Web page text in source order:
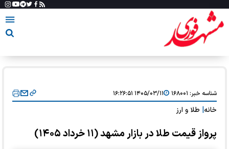
شناسه خبر: ۱۶۸۰۰۱ ۱۴۰۵/۰۳/۱۱ ۱۶:۲۶:۵۱
خانه طلا و ارز
پرواز قیمت طلا در بازار مشهد (۱۱ خرداد ۱۴۰۵)